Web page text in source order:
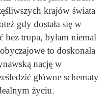
krajów świata
gdy dostała się w
bez trupa, byłam niemal
to doskonała
nację w
główne schematy
życiu.